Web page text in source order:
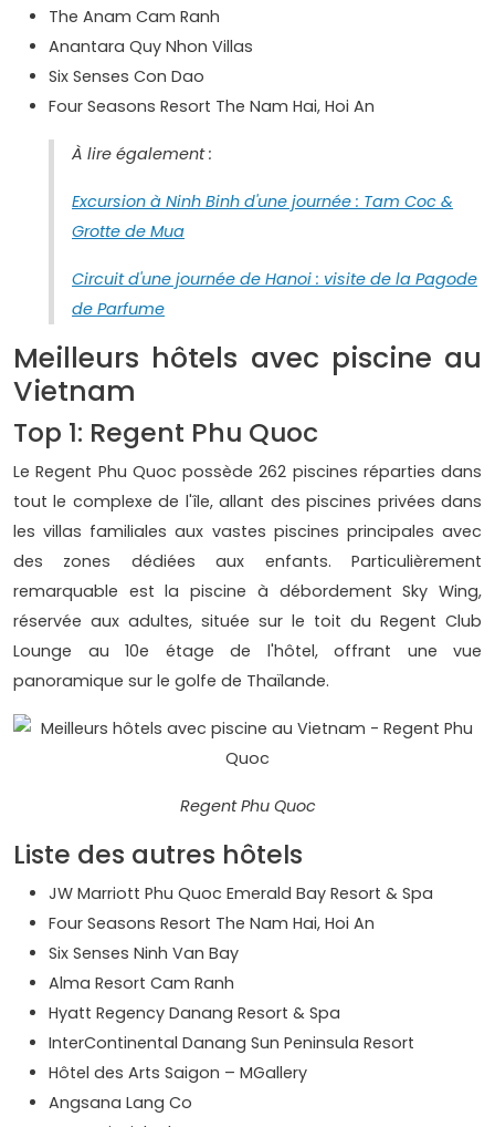
The Anam Cam Ranh
Anantara Quy Nhon Villas
Six Senses Con Dao
Four Seasons Resort The Nam Hai, Hoi An
À lire également :
Excursion à Ninh Binh d'une journée : Tam Coc &
Grotte de Mua
Circuit d'une journée de Hanoi : visite de la Pagode
de Parfume
Meilleurs hôtels avec piscine au
Vietnam
Top 1: Regent Phu Quoc
Le Regent Phu Quoc possède 262 piscines réparties dans
tout le complexe de l'île, allant des piscines privées dans
les villas familiales aux vastes piscines principales avec
des zones dédiées aux enfants. Particulièrement
remarquable est la piscine à débordement Sky Wing,
réservée aux adultes, située sur le toit du Regent Club
Lounge au 10e étage de l'hôtel, offrant une vue
panoramique sur le golfe de Thaïlande.
Regent Phu Quoc
Liste des autres hôtels
JW Marriott Phu Quoc Emerald Bay Resort & Spa
Four Seasons Resort The Nam Hai, Hoi An
Six Senses Ninh Van Bay
Alma Resort Cam Ranh
Hyatt Regency Danang Resort & Spa
InterContinental Danang Sun Peninsula Resort
Hôtel des Arts Saigon – MGallery
Angsana Lang Co